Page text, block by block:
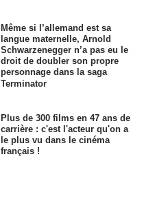
Même si l’allemand est sa
langue maternelle, Arnold
Schwarzenegger n’a pas eu le
droit de doubler son propre
personnage dans la saga
Terminator
Plus de 300 films en 47 ans de
carrière : c'est l'acteur qu'on a
le plus vu dans le cinéma
français !